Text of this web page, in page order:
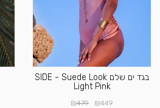
בגד ים שלם SIDE - Suede Look
Light Pink
₪449
₪479